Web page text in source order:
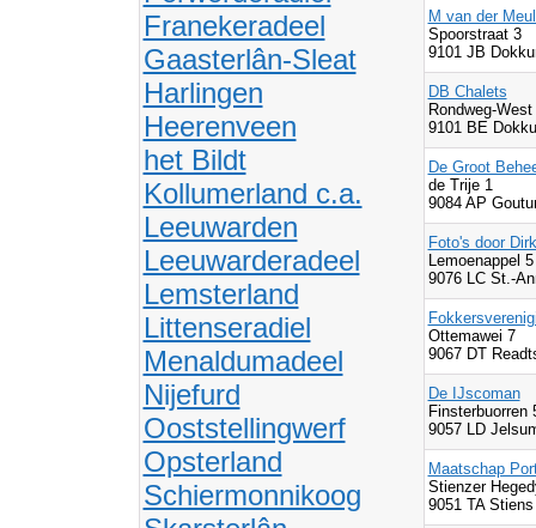
Franekeradeel
Gaasterlân-Sleat
Harlingen
Heerenveen
het Bildt
Kollumerland c.a.
Leeuwarden
Leeuwarderadeel
Lemsterland
Littenseradiel
Menaldumadeel
Nijefurd
Ooststellingwerf
Opsterland
Schiermonnikoog
M van der
Spoorstraat 3
9101 JB
DB Chalets
Rondweg-
9101 BE
De Groot
de Trije 1
9084 AP
Foto's door Dirk
Lemoenappel 5
9076 LC St.-
Ottemawei 7
9067 DT
De IJscoman
Finsterbuorren
9057 LD
Maatschap
Stienzer
9051 TA Stiens